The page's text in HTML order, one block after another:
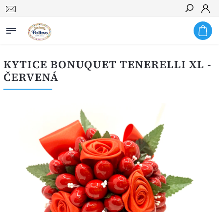
Hledat
KYTICE BONUQUET TENERELLI XL -
ČERVENÁ